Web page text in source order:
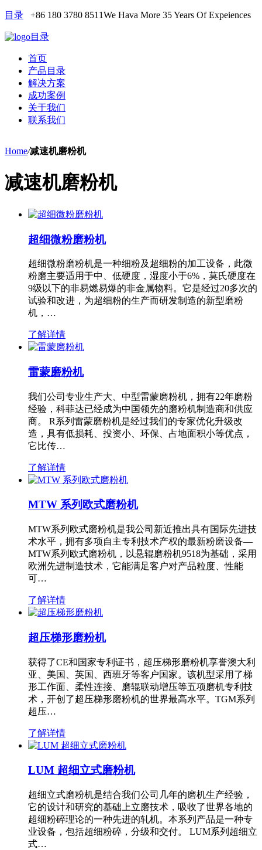
目录 +86 180 3780 8511We Hava More 35 Years Of Expeiences
目录
首页
产品目录
解决方案
成功案例
关于我们
联系我们
Home/减速机磨粉机
减速机磨粉机
超细微粉磨粉机
超细微粉磨粉机是一种细粉及超细粉的加工设备，此微
粉磨主要适用于中、低硬度，湿度小于6%，莫氏硬度在
9级以下的非易燃易爆的非金属物料。它是经过20多次的
试验和改进，为超细粉的生产而研发制造的新型磨粉
机，…
了解详情
雷蒙磨粉机
我们公司专业生产大、中型雷蒙磨粉机，拥有22年磨粉
经验，科菲达已经成为中国领先的磨粉机制造商和供应
商。 R系列雷蒙磨粉机是经过我们的专家优化升级改
造，具有低损耗、投资小、环保、占地面积小等优点，
它比传…
了解详情
MTW 系列欧式磨粉机
MTW系列欧式磨粉机是我公司新近推出具有国际先进技
术水平，拥有多项自主专利技术产权的最新粉磨设备—
MTW系列欧式磨粉机，以悬辊磨粉机9518为基础，采用
欧洲先进制造技术，它能满足客户对产品粒度、性能
可…
了解详情
超压梯形磨粉机
获得了CE和国家专利证书，超压梯形磨粉机享誉澳大利
亚、美国、英国、西班牙等客户国家。该机型采用了梯
形工作面、柔性连接、磨辊联动增压等五项磨机专利技
术，开创了超压梯形磨粉机的世界最高水平。TGM系列
超压…
了解详情
LUM 超细立式磨粉机
超细立式磨粉机是结合我们公司几年的磨机生产经验，
它的设计和研究的基础上立磨技术，吸收了世界各地的
超细粉碎理论的一种先进的轧机。本系列产品是一种专
业设备，包括超细粉碎，分级和交付。 LUM系列超细立
式…